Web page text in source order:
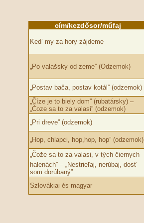
cím/kezdősor/műfaj
Ked’ my za hory zájdeme
„Po valašsky od zeme” (Odzemok)
„Postav bača, postav kotál” (odzemok)
„Číze je to biely dom” (rubatársky) –
„Čoze sa to za valasi” (odzemok)
„Pri dreve” (odzemok)
„Hop, chlapci, hop,hop, hop” (odzemok)
„Čože sa to za valasi, v tých čiernych
halenách” – „Nestrieľaj, nerúbaj, dosť
som dorúbaný”
Szlovákiai és magyar